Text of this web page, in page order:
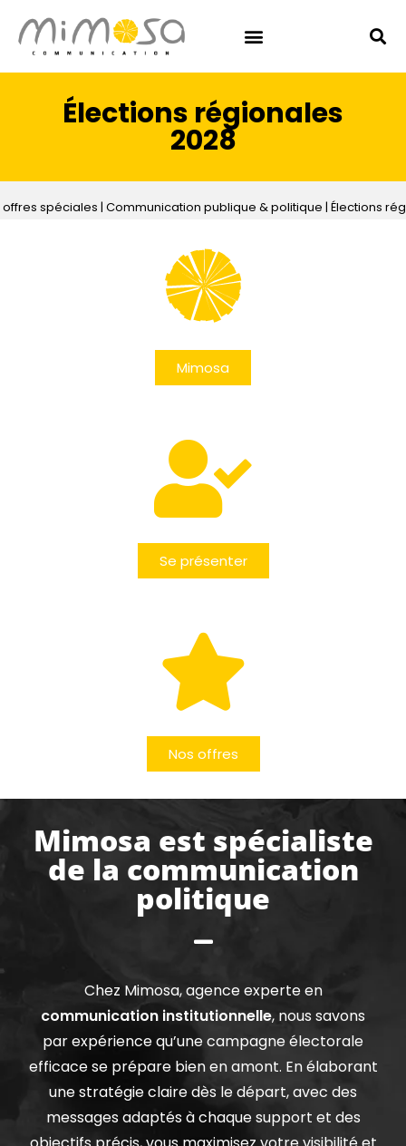
Élections régionales
2028
offres spéciales | Communication publique & politique | Élections
Mimosa
Se présenter
Nos offres
Mimosa est spécialiste
de la communication
politique
Chez Mimosa, agence experte en
communication institutionnelle, nous savons
par expérience qu’une campagne électorale
efficace se prépare bien en amont. En élaborant
une stratégie claire dès le départ, avec des
messages adaptés à chaque support et des